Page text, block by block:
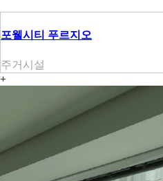
포웰시티 푸르지오
주거시설
+